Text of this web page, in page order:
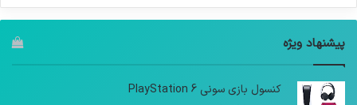
پیشنهاد ویژه
کنسول بازی سونی PlayStation 6